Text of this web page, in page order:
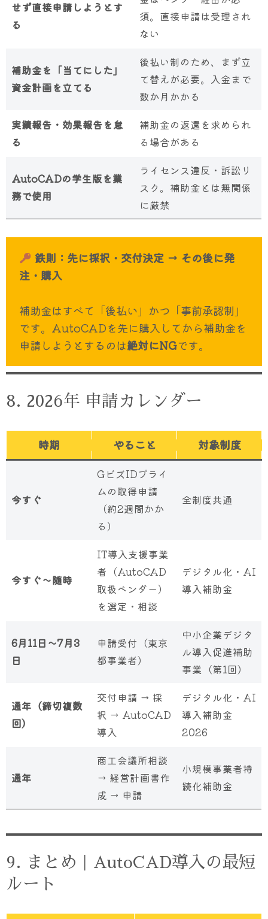
せず直接申請しようとす
る
須。直接申請は受理され
ない
補助金を「当てにした」
資金計画を立てる
後払い制のため、まず立
て替えが必要。入金まで
数か月かかる
実績報告・効果報告を怠
る
補助金の返還を求められ
る場合がある
AutoCADの学生版を業
務で使用
ライセンス違反・訴訟リ
スク。補助金とは無関係
に厳禁
鉄則：先に採択・交付決定 → その後に発
注・購入
補助金はすべて「後払い」かつ「事前承認制」
です。AutoCADを先に購入してから補助金を
申請しようとするのは絶対にNGです。
8. 2026年 申請カレンダー
時期 やること 対象制度
今すぐ
GビズIDプライ
ムの取得申請
（約2週間かか
る）
全制度共通
今すぐ〜随時
IT導入支援事業
者（AutoCAD
取扱ベンダー）
を選定・相談
デジタル化・AI
導入補助金
6月11日〜7月3
日
申請受付（東京
都事業者）
中小企業デジタ
ル導入促進補助
事業（第1回）
通年（締切複数
回）
交付申請 → 採
択 → AutoCAD
導入
デジタル化・AI
導入補助金
2026
通年
商工会議所相談
→ 経営計画書作
成 → 申請
小規模事業者持
続化補助金
9. まとめ｜AutoCAD導入の最短
ルート